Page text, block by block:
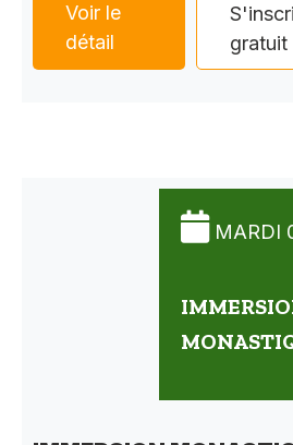
Voir le
détail
gratuit
MARDI